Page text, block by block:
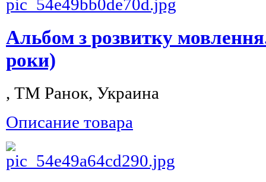
Альбом з розвитку
роки)
, ТМ Ранок, Украина
Описание товара